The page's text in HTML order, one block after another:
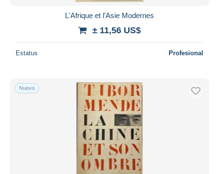
L'Afrique et l'Asie Modernes
± 11,56 US$
Estatus Profesional
Nuevo